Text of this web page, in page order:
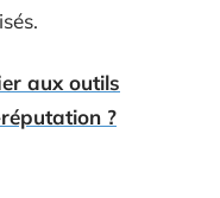
aux outils
?